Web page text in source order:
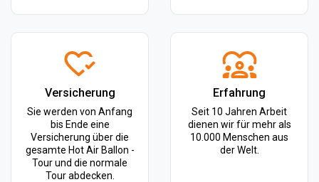
Versicherung
Sie werden von Anfang
bis Ende eine
Versicherung über die
gesamte Hot Air Ballon -
Tour und die normale
Tour abdecken.
Erfahrung
Seit 10 Jahren Arbeit
dienen wir für mehr als
10.000 Menschen aus
der Welt.